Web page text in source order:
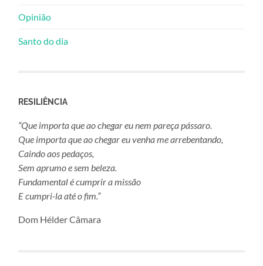
Opinião
Santo do dia
RESILIÊNCIA
“Que importa que ao chegar eu nem pareça pássaro.
Que importa que ao chegar eu venha me arrebentando,
Caindo aos pedaços,
Sem aprumo e sem beleza.
Fundamental é cumprir a missão
E cumpri-la até o fim.”
Dom Hélder Câmara